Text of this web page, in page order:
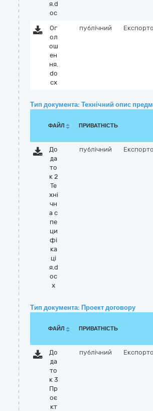
я.d
oc
Ог
ол
ош
ен
ня.
do
cx
публічний
Тип документа: Технічний опис
ФАЙЛ ПРИВАТНІСТЬ
До
да
то
к 2
Те
хні
чн
а с
пе
ци
фі
ка
ці
я.d
oc
x
публічний
Тип документа: Проект договору
ФАЙЛ ПРИВАТНІСТЬ
До
да
то
к 3
Пр
оє
кт
публічний